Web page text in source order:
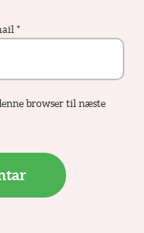
*
browser til næste